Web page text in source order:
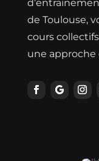
de Toulouse,
cours
une approche